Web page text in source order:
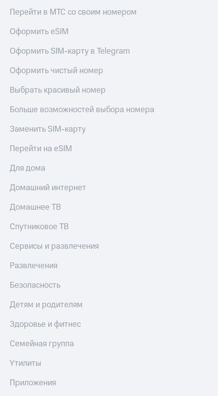
Перейти в МТС со своим номером
Оформить eSIM
Оформить SIM-карту в Telegram
Оформить чистый номер
Выбрать красивый номер
Больше возможностей выбора номера
Заменить SIM-карту
Перейти на eSIM
Для дома
Домашний интернет
Домашнее ТВ
Спутниковое ТВ
Сервисы и развлечения
Развлечения
Безопасность
Детям и родителям
Здоровье и фитнес
Семейная группа
Утилиты
Приложения